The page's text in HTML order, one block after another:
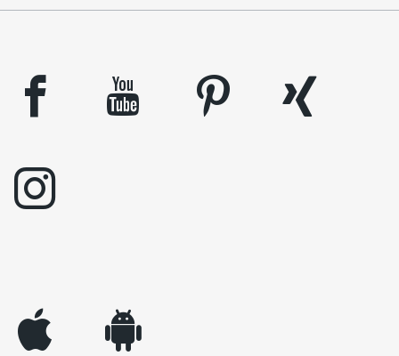
facebook youtube pinterest
xing
instagram
appleinc android